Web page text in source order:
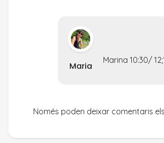
Maria
Marina 10:30/
Només poden deixar comentaris